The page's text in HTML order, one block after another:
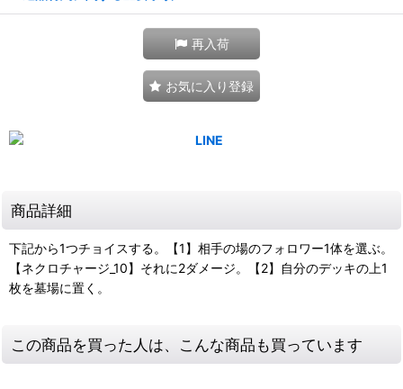
再入荷
お気に入り登録
商品詳細
下記から1つチョイスする。【1】相手の場のフォロワー1体を選ぶ。
【ネクロチャージ_10】それに2ダメージ。【2】自分のデッキの上1
枚を墓場に置く。
この商品を買った人は、こんな商品も買っています